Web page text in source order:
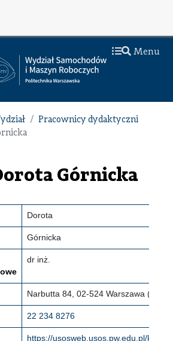
Menu
Pracownicy dydaktyczni
Górnicka
Dorota
Górnicka
dr inż.
Narbutta 84, 02-524 Warszawa
22 234 8276
https://usosweb.usos.pw.edu.pl/